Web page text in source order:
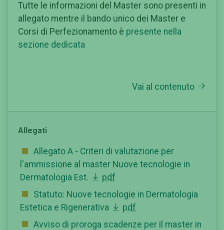
Tutte le informazioni del Master sono presenti in
allegato mentre il bando unico dei Master e
Corsi di Perfezionamento è presente nella
sezione dedicata
Vai al contenuto
Allegati
Allegato A - Criteri di valutazione per
l'ammissione al master Nuove tecnologie in
Dermatologia Est.
pdf
Statuto: Nuove tecnologie in Dermatologia
Estetica e Rigenerativa
pdf
Avviso di proroga scadenze per il master in